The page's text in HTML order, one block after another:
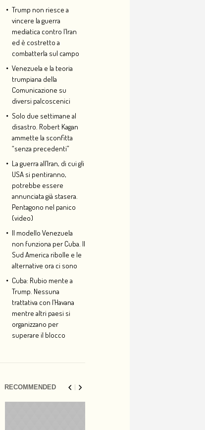
Trump non riesce a
vincere la guerra
mediatica contro l’Iran
ed è costretto a
combatterla sul campo
Venezuela e la teoria
trumpiana della
Comunicazione su
diversi palcoscenici
Solo due settimane al
disastro. Robert Kagan
ammette la sconfitta
“senza precedenti”
La guerra all’Iran, di cui gli
USA si pentiranno,
potrebbe essere
annunciata già stasera.
Pentagono nel panico
(video)
Il modello Venezuela
non funziona per Cuba. Il
Sud America ribolle e le
alternative ora ci sono
Cuba: Rubio mente a
Trump. Nessuna
trattativa con l’Havana
mentre altri paesi si
organizzano per
superare il blocco
RECOMMENDED